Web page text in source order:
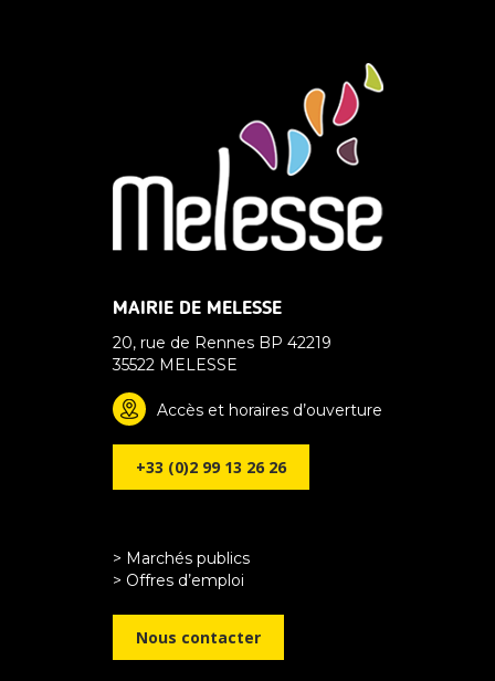
MAIRIE DE MELESSE
20, rue de Rennes BP 42219
35522 MELESSE
Accès et horaires d’ouverture
+33 (0)2 99 13 26 26
> Marchés publics
> Offres d’emploi
Nous contacter